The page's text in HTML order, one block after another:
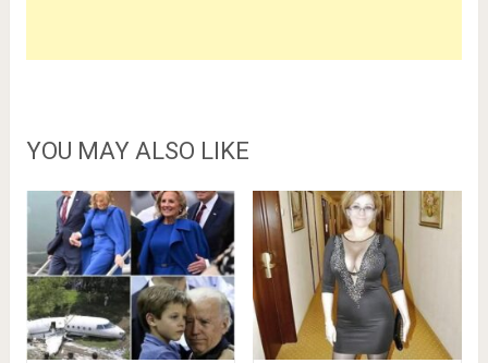
YOU MAY ALSO LIKE